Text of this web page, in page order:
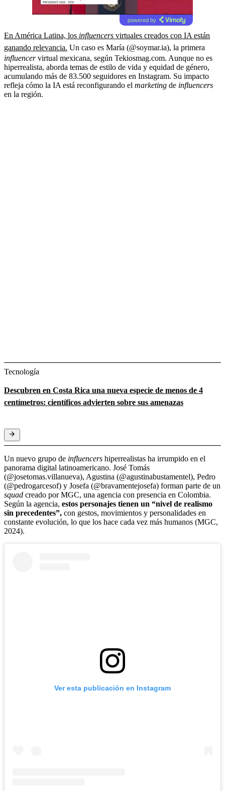
powered by
En América Latina, los influencers virtuales creados con IA están
ganando relevancia. Un caso es María (@soymar.ia), la primera
influencervirtual mexicana, según Tekiosmag.com. Aunque no es
hiperrealista, aborda temas de estilo de vida y equidad de género,
acumulando más de 83.500 seguidores en Instagram. Su impacto
refleja cómo la IA está reconfigurando el marketing de influencers
en la región.
Tecnología
Descubren en Costa Rica una nueva especie de menos de 4
centímetros: científicos advierten sobre sus amenazas
Un nuevo grupo de influencers hiperrealistas ha irrumpido en el
panorama digital latinoamericano. José Tomás
(@josetomas.villanueva), Agustina (@agustinabustamentel), Pedro
(@pedrogarcesof) y Josefa (@bravamentejosefa) forman parte de un
squad creado por MGC, una agencia con presencia en Colombia.
Según la agencia, estos personajes tienen un “nivel de realismo
sin precedentes”, con gestos, movimientos y personalidades en
constante evolución, lo que los hace cada vez más humanos (MGC,
2024).
Ver esta publicación en Instagram